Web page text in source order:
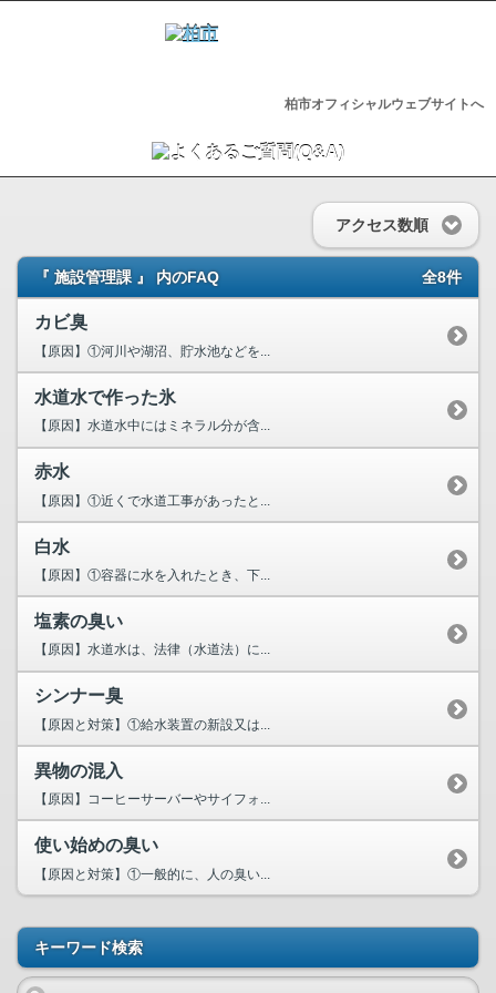
柏市オフィシャルウェブサイトへ
アクセス数順
『 施設管理課 』 内のFAQ 全8件
カビ臭
【原因】①河川や湖沼、貯水池などを...
水道水で作った氷
【原因】水道水中にはミネラル分が含...
赤水
【原因】①近くで水道工事があったと...
白水
【原因】①容器に水を入れたとき、下...
塩素の臭い
【原因】水道水は、法律（水道法）に...
シンナー臭
【原因と対策】①給水装置の新設又は...
異物の混入
【原因】コーヒーサーバーやサイフォ...
使い始めの臭い
【原因と対策】①一般的に、人の臭い...
キーワード検索